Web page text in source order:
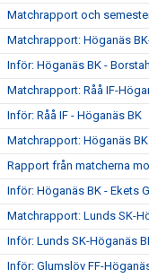
Matchrapport och
Matchrapport: Höganäs
Inför: Höganäs BK -
Matchrapport: Råå IF-
Inför: Råå IF - Höganäs BK
Matchrapport: Höganäs
Rapport från matcherna
Inför: Höganäs BK - Ekets
Matchrapport: Lunds SK-
Inför: Lunds SK-Höganäs
Inför: Glumslöv FF-